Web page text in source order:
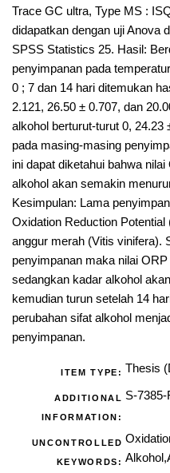
Trace GC ultra, Type MS :
didapatkan dengan uji Anova
SPSS Statistics 25. Hasil:
penyimpanan pada
0 ; 7 dan 14 hari ditemukan
2.121, 26.50 ± 0.707, dan
alkohol berturut-turut 0, 24.23
pada masing-masing
ini dapat diketahui bahwa
alkohol akan semakin
Kesimpulan: Lama
Oxidation Reduction
anggur merah (Vitis vinifera).
penyimpanan maka nilai
sedangkan kadar alkohol
kemudian turun setelah 14
perubahan sifat alkohol
penyimpanan.
ITEM TYPE: Thesis
ADDITIONAL
INFORMATION:
S-7385-
UNCONTROLLED
KEYWORDS: